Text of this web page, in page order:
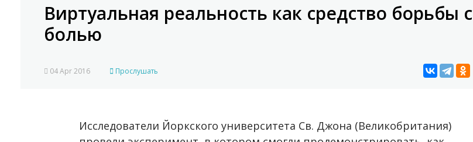
Виртуальная реальность как средство борьбы с
болью
04 Apr 2016 Прослушать
Исследователи Йоркского университета Св. Джона (Великобритания)